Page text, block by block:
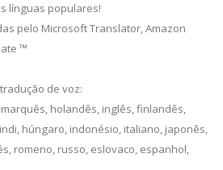
línguas populares!
pelo Microsoft Translator, Amazon
™
de voz:
holandês, inglês, finlandês,
húngaro, indonésio, italiano, japonês,
romeno, russo, eslovaco, espanhol,